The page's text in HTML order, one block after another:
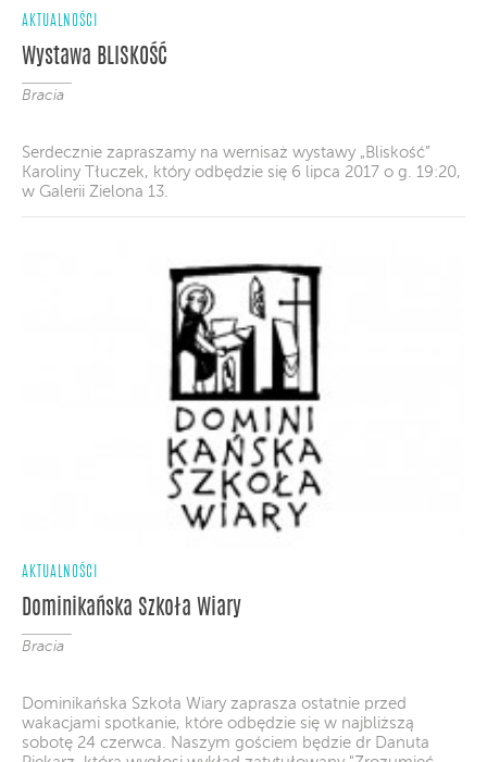
AKTUALNOŚCI
Wystawa BLISKOŚĆ
Bracia
Serdecznie zapraszamy na wernisaż wystawy „Bliskość”
Karoliny Tłuczek, który odbędzie się 6 lipca 2017 o g. 19:20,
w Galerii Zielona 13.
AKTUALNOŚCI
Dominikańska Szkoła Wiary
Bracia
Dominikańska Szkoła Wiary zaprasza ostatnie przed
wakacjami spotkanie, które odbędzie się w najbliższą
sobotę 24 czerwca. Naszym gościem będzie dr Danuta